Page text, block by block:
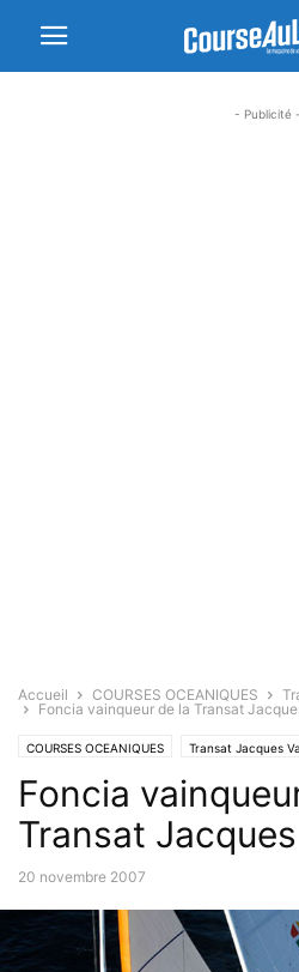
- Publicité -
Accueil COURSES OCEANIQUES
Foncia vainqueur de la Transat
COURSES OCEANIQUES Transat Jacques
Foncia
Transat
20 novembre 2007